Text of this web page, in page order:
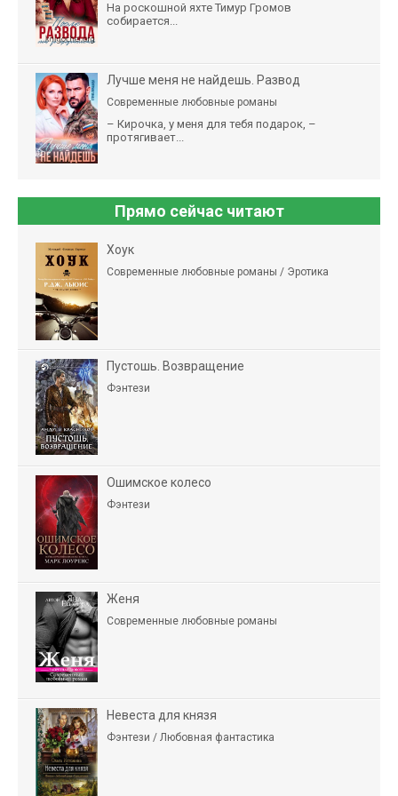
На роскошной яхте Тимур Громов
собирается...
Лучше меня не найдешь. Развод
Современные любовные романы
– Кирочка, у меня для тебя подарок, –
протягивает...
Прямо сейчас читают
Хоук
Современные любовные романы / Эротика
Пустошь. Возвращение
Фэнтези
Ошимское колесо
Фэнтези
Женя
Современные любовные романы
Невеста для князя
Фэнтези / Любовная фантастика